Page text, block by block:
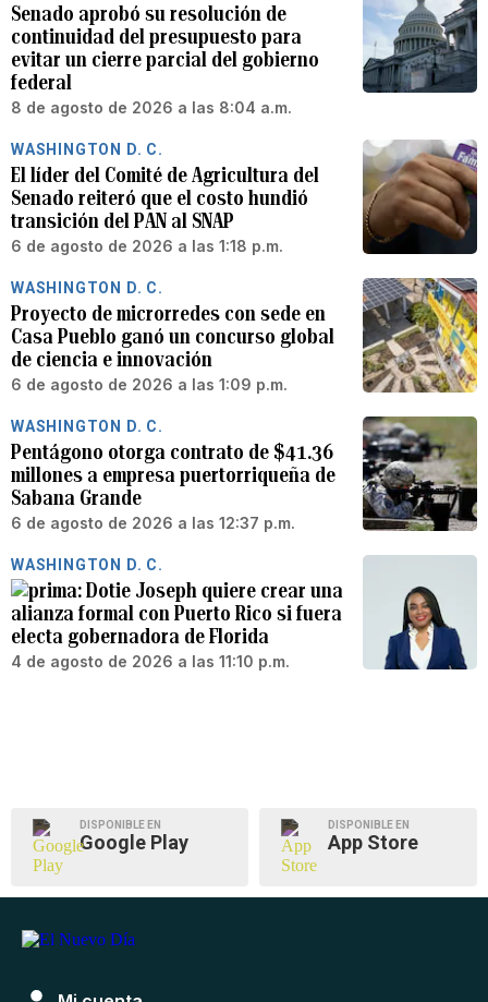
Senado aprobó su resolución de
continuidad del presupuesto para
evitar un cierre parcial del gobierno
federal
8 de agosto de 2026 a las 8:04 a.m.
WASHINGTON D. C.
El líder del Comité de Agricultura del
Senado reiteró que el costo hundió
transición del PAN al SNAP
6 de agosto de 2026 a las 1:18 p.m.
WASHINGTON D. C.
Proyecto de microrredes con sede en
Casa Pueblo ganó un concurso global
de ciencia e innovación
6 de agosto de 2026 a las 1:09 p.m.
WASHINGTON D. C.
Pentágono otorga contrato de $41.36
millones a empresa puertorriqueña de
Sabana Grande
6 de agosto de 2026 a las 12:37 p.m.
WASHINGTON D. C.
Dotie Joseph quiere crear una
alianza formal con Puerto Rico si fuera
electa gobernadora de Florida
4 de agosto de 2026 a las 11:10 p.m.
DISPONIBLE EN
Google Play
DISPONIBLE EN
App Store